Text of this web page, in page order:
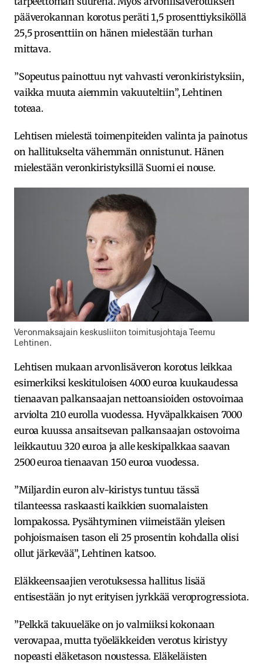
pääverokannan korotus peräti 1,5 prosenttiyksiköllä
25,5 prosenttiin on hänen mielestään turhan
mittava.
”Sopeutus painottuu nyt vahvasti veronkiristyksiin,
vaikka muuta aiemmin vakuuteltiin”, Lehtinen
toteaa.
Lehtisen mielestä toimenpiteiden valinta ja painotus
on hallitukselta vähemmän onnistunut. Hänen
mielestään veronkiristyksillä Suomi ei nouse.
Veronmaksajain keskusliiton toimitusjohtaja Teemu
Lehtinen.
Lehtisen mukaan arvonlisäveron korotus leikkaa
esimerkiksi keskituloisen 4000 euroa kuukaudessa
tienaavan palkansaajan nettoansioiden ostovoimaa
arviolta 210 eurolla vuodessa. Hyväpalkkaisen 7000
euroa kuussa ansaitsevan palkansaajan ostovoima
leikkautuu 320 euroa ja alle keskipalkkaa saavan
2500 euroa tienaavan 150 euroa vuodessa.
”Miljardin euron alv-kiristys tuntuu tässä
tilanteessa raskaasti kaikkien suomalaisten
lompakossa. Pysähtyminen viimeistään yleisen
pohjoismaisen tason eli 25 prosentin kohdalla olisi
ollut järkevää”, Lehtinen katsoo.
Eläkkeensaajien verotuksessa hallitus lisää
entisestään jo nyt erityisen jyrkkää veroprogressiota.
”Pelkkä takuueläke on jo valmiiksi kokonaan
verovapaa, mutta työeläkkeiden verotus kiristyy
nopeasti eläketason noustessa. Eläkeläisten